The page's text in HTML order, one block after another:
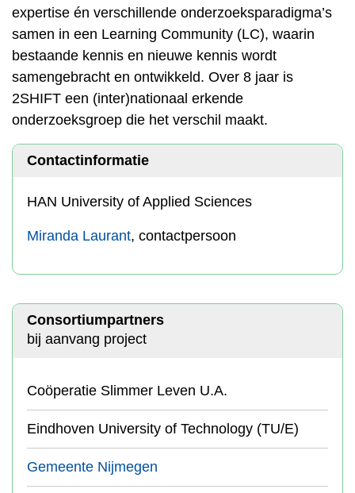
expertise én verschillende onderzoeksparadigma’s
samen in een Learning Community (LC), waarin
bestaande kennis en nieuwe kennis wordt
samengebracht en ontwikkeld. Over 8 jaar is
2SHIFT een (inter)nationaal erkende
onderzoeksgroep die het verschil maakt.
Contactinformatie
HAN University of Applied Sciences
Miranda Laurant, contactpersoon
Consortiumpartners
bij aanvang project
Coöperatie Slimmer Leven U.A.
Eindhoven University of Technology (TU/E)
Gemeente Nijmegen